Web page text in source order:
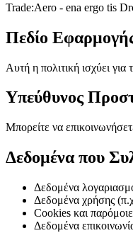
Trade:Aero - ena ergo tis
Πεδίο
Αυτή η πολιτική ισχύει
Υπεύθυνος
Μπορείτε να
Δεδομένα που
Δεδομένα
Δεδομένα χρήσης
Cookies και
Δεδομένα